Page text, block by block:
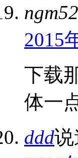
2015
下载
体一
ddd说